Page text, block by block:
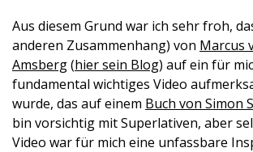
Aus diesem Grund war ich sehr froh,
anderen Zusammenhang) von Marcus
Amsberg(hier sein Blog) auf ein für
fundamental wichtiges Video
wurde, das auf einem Buch von Simon
bin vorsichtig mit Superlativen, aber
Video war für mich eine unfassbare